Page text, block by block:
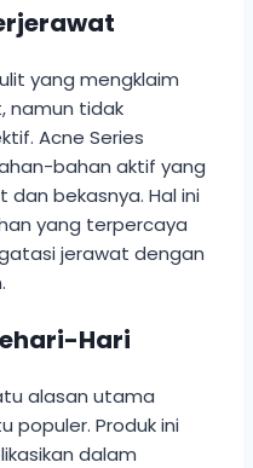
yang mengklaim
namun tidak
Acne Series
bahan aktif yang
bekasnya. Hal ini
yang terpercaya
jerawat dengan
Hari
alasan utama
populer. Produk ini
dalam